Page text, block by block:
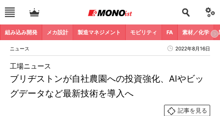
組み込み開発 メカ設計 製造マネジメント モビリティ FA 素材／化学
ニュース 2022年8月16日
ブリヂストンが自社農園への投資強化、AIやビッ
グデータなど最新技術を導入へ
工場ニュース
記事を見る